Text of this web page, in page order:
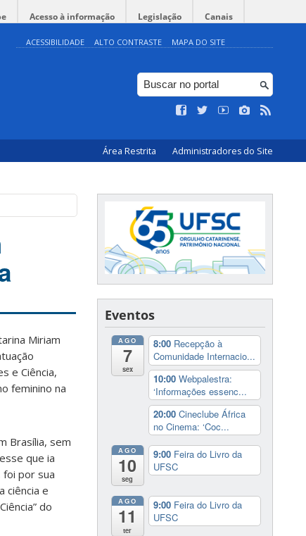
Acesso à informação Legislação Canais
ACESSIBILIDADE ALTO CONTRASTE MAPA DO SITE
Área Restrita Administradores do Site
Miriam
e Ciência,
feminino na
Brasília, sem
que ia
foi por sua
ciência e
do
Eventos
AGO
7
sex
8:00 Recepção à
Comunidade Internacio...
10:00 Webpalestra:
‘Informações essenc...
20:00 Cineclube África
no Cinema: ‘Coc...
AGO
10
seg
9:00 Feira do Livro da
UFSC
AGO
11
ter
9:00 Feira do Livro da
UFSC